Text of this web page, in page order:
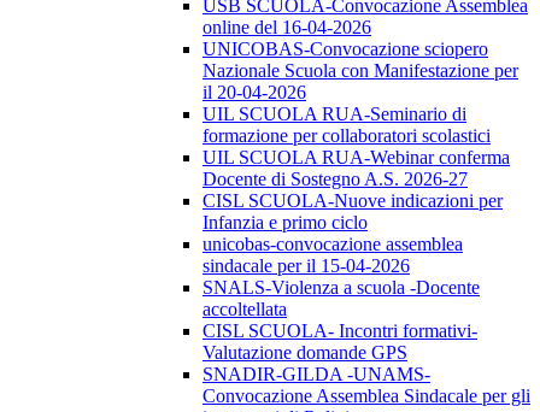
USB SCUOLA-Convocazione Assemblea
online del 16-04-2026
UNICOBAS-Convocazione sciopero
Nazionale Scuola con Manifestazione per
il 20-04-2026
UIL SCUOLA RUA-Seminario di
formazione per collaboratori scolastici
UIL SCUOLA RUA-Webinar conferma
Docente di Sostegno A.S. 2026-27
CISL SCUOLA-Nuove indicazioni per
Infanzia e primo ciclo
unicobas-convocazione assemblea
sindacale per il 15-04-2026
SNALS-Violenza a scuola -Docente
accoltellata
CISL SCUOLA- Incontri formativi-
Valutazione domande GPS
SNADIR-GILDA -UNAMS-
Convocazione Assemblea Sindacale per gli